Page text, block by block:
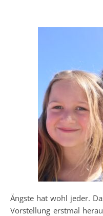
Ängste hat wohl jeder. Das Reisen mit Kindern kann in der
Vorstellung erstmal